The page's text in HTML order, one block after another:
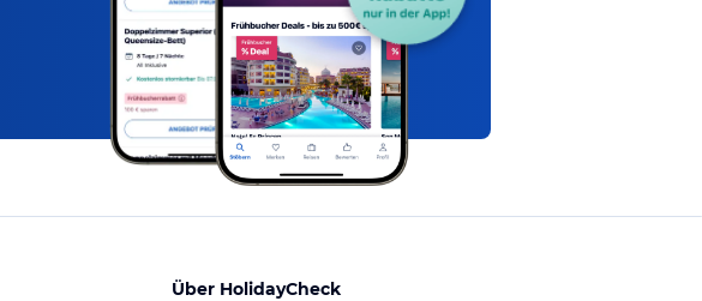
Über HolidayCheck